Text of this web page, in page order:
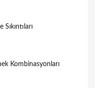
Kombinasyonları